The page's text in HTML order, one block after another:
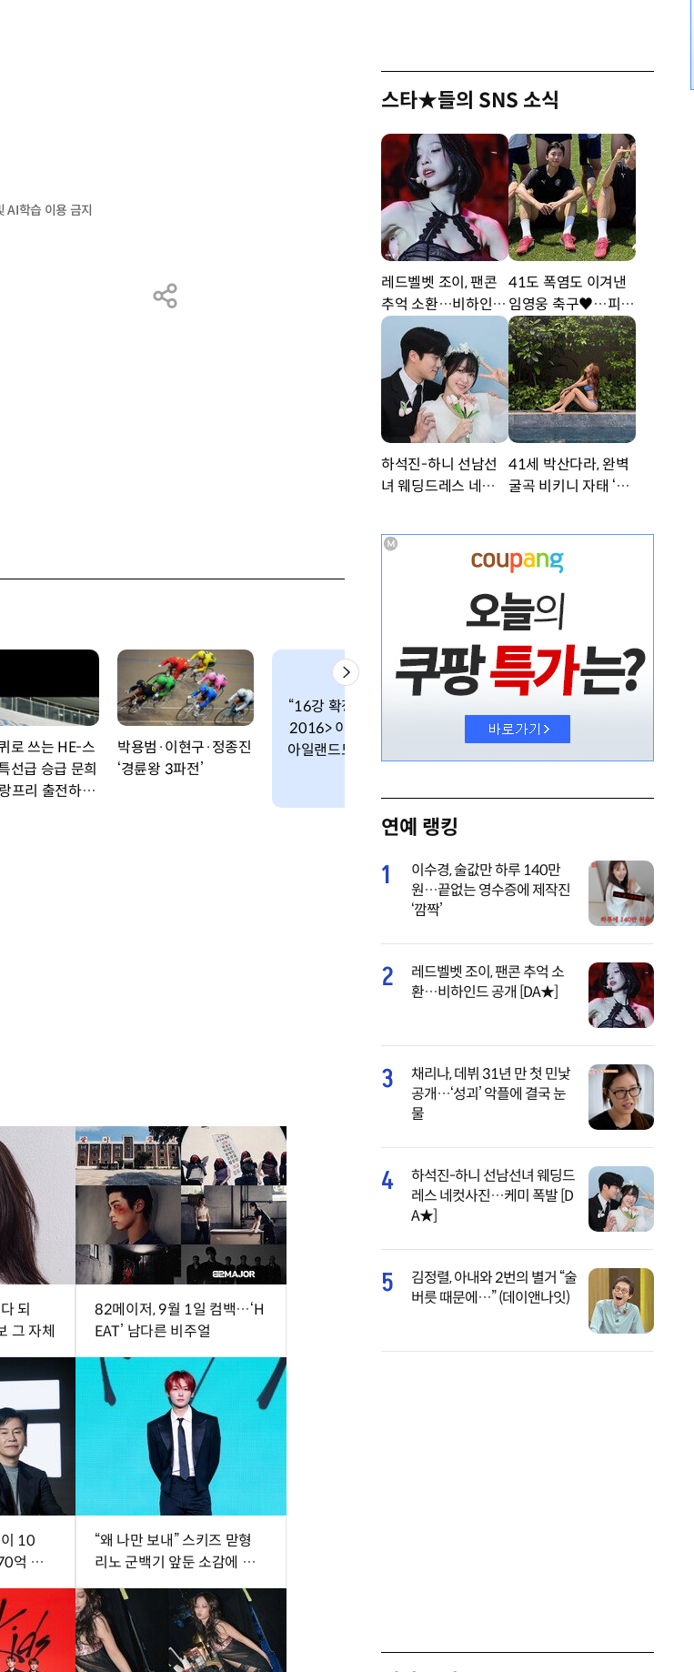
학습 이용 금지
로 쓰는 HE-스
선급 승급 문희
프리 출전하고
박용범·이현구·정종진
‘경륜왕 3파전’
“16강 확정 <유로
2016> 이탈리아,
아일랜드도 깰 것”
되
그 자체
82메이저, 9월 1일 컴백…‘H
EAT’ 남다른 비주얼
이 10
억 뷰
“왜 나만 보내” 스키즈 맏형
리노 군백기 앞둔 소감에 승
민 “잘 가”
스타★들의 SNS 소식
레드벨벳 조이, 팬콘
추억 소환…비하인드
공개 [DA★]
41도 폭염도 이겨낸
임영웅 축구♥…피지
컬 난리 [DA★]
하석진-하니 선남선
녀 웨딩드레스 네컷사
★]
41세 박산다라, 완벽
굴곡 비키니 자태 ‘부
연예 랭킹
1
이수경, 술값만 하루 140만
원…끝없는 영수증에 제작진
‘깜짝’
2
레드벨벳 조이, 팬콘 추억 소
환…비하인드 공개 [DA★]
3
채리나, 데뷔 31년 만 첫 민낯
공개…‘성괴’ 악플에 결국 눈
물
4
하석진-하니 선남선녀 웨딩드
레스 네컷사진…케미 폭발 [D
A★]
5
김정렬, 아내와 2번의 별거 “술
버릇 때문에…” (데이앤나잇)